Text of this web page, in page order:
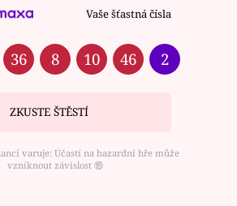
Vaše šťastná čísla
36 8 10 46 2
ZKUSTE ŠTĚSTÍ
varuje: Účastí na hazardní hře může
vzniknout závislost ⑱